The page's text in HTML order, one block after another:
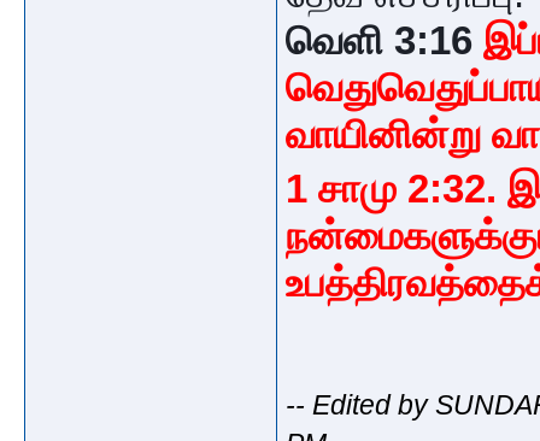
வெளி 3:16
வாயினின்று
1 சாமு 2:32.
-- Edited by